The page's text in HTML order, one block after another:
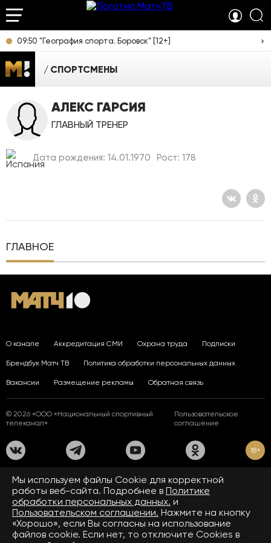
09:50 "География спорта. Боровск" [12+]
СПОРТСМЕНЫ
АЛЕКС ГАРСИЯ
ГЛАВНЫЙ ТРЕНЕР
Дата рождения: 14.01.1970 Рост: 178
ГЛАВНОЕ
О канале Аккредитация СМИ Охрана труда Подписки
Брендбук Матч ТВ Политика обработки персональных данных
Вакансии Размещение рекламы Обратная связь
© 2026 «ООО «Национальный спортивный
телеканал»
Пользовательское
соглашение
18+
На сайте применяются рекомендательные технологии. Подробнее
Правилах применения рекомендательных технологий.
Средство массовой информации сетевое издание «www.matchtv.ru»
зарегистрировано Федеральной службой по надзору в сфере связи,
информационных технологий и массовых коммуникаций (Роскомнадзор).
Свидетельство о регистрации средства массовой информации ЭЛ № ФС 77 - 72390
от 28.02.2018. Название — www.matchtv.ru.
Учредитель (соучредители) СМИ сетевого издания «www.matchtv.ru»: ООО
Мы используем файлы Сookie для корректной
работы веб-сайта. Подробнее в Политике
обработки персональных данных. и
Пользовательском соглашении. Нажмите на кнопку
«Хорошо», если Вы согласны на использование
файлов cookie. Если нет, то отключите Cookies в